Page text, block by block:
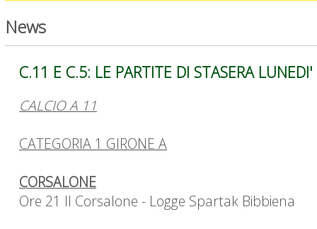
News
C.11 E C.5: LE PARTITE DI STASERA
CALCIO A 11
CATEGORIA 1 GIRONE A
CORSALONE
Ore 21 Il Corsalone - Logge Spartak Bibbiena